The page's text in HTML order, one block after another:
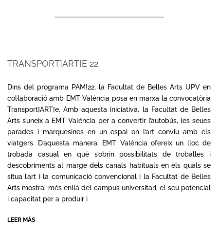
TRANSPORT]ART[E 22
06-
30
Dins del programa PAM!22, la Facultat de Belles Arts UPV en
col·laboració amb EMT València posa en marxa la convocatòria
Transport]ART[e. Amb aquesta iniciativa, la Facultat de Belles
Arts s’uneix a EMT València per a convertir l’autobús, les seues
parades i marquesines en un espai on l’art conviu amb els
viatgers. D’aquesta manera, EMT València ofereix un lloc de
trobada casual en què s’obrin possibilitats de troballes i
descobriments al marge dels canals habituals en els quals se
situa l’art i la comunicació convencional i la Facultat de Belles
Arts mostra, més enllà del campus universitari, el seu potencial
i capacitat per a produir i
LEER MÁS